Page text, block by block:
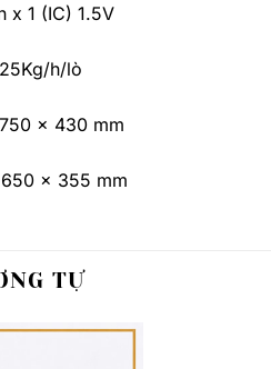
x 1 (IC) 1.5V
h/lò
x 430 mm
x 355 mm
TỰ